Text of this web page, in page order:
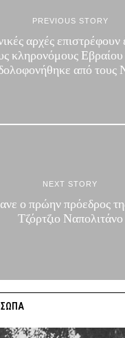
PREVIOUS STORY
αρχές
κληρονόμους Εβραίου
από τους
NEXT STORY
ο πρώην πρόεδρος
Τζόρτζιο Ναπολιτάνο